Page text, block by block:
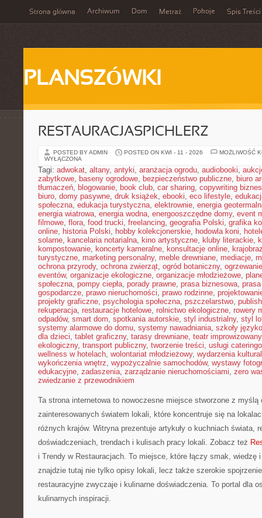
Strona główna Archiwum Dom Metraż Pokoje Spis Treści
PLANSZÓWKI
RESTAURACJASPICHLERZ
POSTED BY ADMIN POSTED ON KWI - 11 - 2026
MOŻLIWOŚĆ
WYŁĄCZONA
Tagi: adwokat, altany, antyki, aranżacja ogrodu, audiobooki,
zabytkowe, baseny ogrodowe, bezpieczeństwo publiczne, biuro
tłumaczeń, blogowanie, book club, car sharing, copywriting
biuro, domy pasywne, druk książek, ebooki, eco lifestyle,
społeczna, edukacja turystyczna, elektrownie, energia
energia wiatrowa, energia wodna, energooszczędne domy, event
filmowe, flora, food trucki, freelancing, geografia Polski, grafika
online, historia Polski, hobby kolekcjonerskie, hodowla koni,
solarne, kancelaria notarialna, kino artystyczne, kluby literackie,
kompostowanie, koncerty kameralne, konsultacje online,
turystyczne, marketing personalny, meble drewniane, mediacje,
ochrona przyrody, ochrona zwierząt, ogród botaniczny,
eventów, organizacje ekologiczne, organizacje młodzieżowe,
społeczna, pompy ciepła, porady prawne, prasa biznesowa,
gospodarcze, prawo nieruchomości, prawo rodzinne,
projekty graficzne, psychologia społeczna, pszczelarstwo,
rekuperacja, restauracje hotelowe, rolnictwo ekologiczne, rowery
odpadów, smart dom, spotkania autorskie, styl industrialny, styl
systemy alarmowe do domu, systemy nawadniania, szkoły
dla dzieci, tablet graficzny, tarasy drewniane, teatr improwizowany
ekologiczny, transport publiczny, tworzenie treści, usługi
wellness w hotelach, wolontariat młodzieżowy, wydarzenia
wykończenia wnętrz, wypożyczalnie samochodów, wystawy
edukacyjne, zadaszenia, zarządzanie nieruchomościami, zero
zwiedzanie z przewodnikiem
Ta strona internetowa to nowoczesne miejsce stworzone z myślą
zainteresowanych światem lokali, które koncentruje się na
różnych krajów. Witryna prezentuje artykuły o kuchniach świata,
doświadczeniach, trendach i kulisach pracy lokali. Zobacz też
i Trendy w Restauracjach. To miejsce, które łączy smak, wiedzę
znajdzie tutaj nie tylko opisy lokali, lecz także szerokie
restauracyjne zwyczaje i kulinarne doświadczenia. To portal dla
kulinarnych inspiracji.